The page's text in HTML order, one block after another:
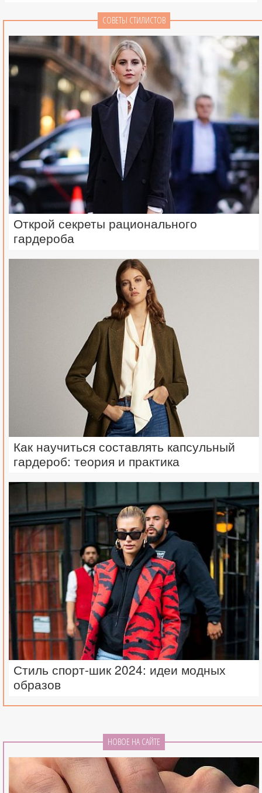
СОВЕТЫ СТИЛИСТОВ
Открой секреты рационального
гардероба
Как научиться составлять капсульный
гардероб: теория и практика
Стиль спорт-шик 2024: идеи модных
образов
НОВОЕ НА САЙТЕ